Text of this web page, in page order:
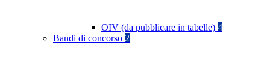
OIV (da pubblicare in tabelle) 4
Bandi di concorso 2